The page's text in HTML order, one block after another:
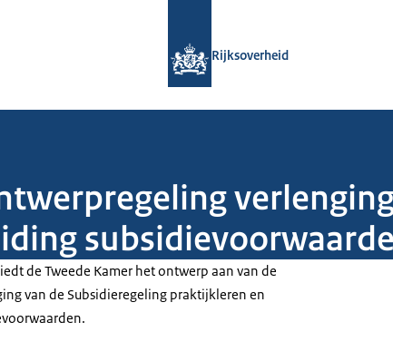
Rijksoverheid
de Tweede Kamer het ontwerp aan van de
van de Subsidieregeling praktijkleren en